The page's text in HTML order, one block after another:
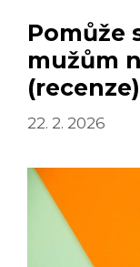
Pomůže
mužům
(recenze)
22. 2. 2026